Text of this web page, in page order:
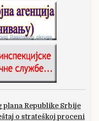
Republike Srbije
o strateškoj proceni